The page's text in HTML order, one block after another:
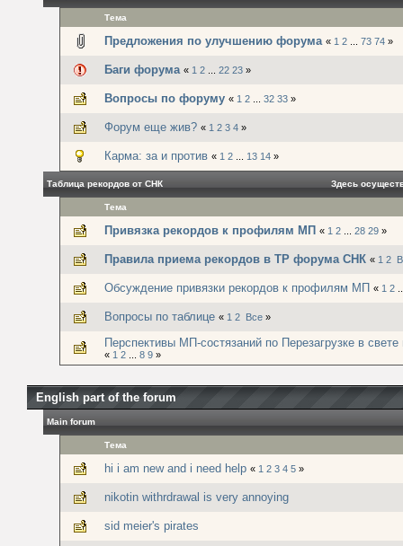
Тема
Предложения по улучшению форума « 1 2 73 74 »
Баги форума « 1 2 22 23 »
Вопросы по форуму « 1 2 32 33 »
Форум еще жив? « 1 2 3 4 »
Карма: за и против « 1 2 13 14 »
Здесь
Таблица рекордов от СНК
Тема
Привязка рекордов к профилям МП « 1 2 28 29 »
Правила приема рекордов в ТР форума СНК « 1 2
Обсуждение привязки рекордов к профилям МП « 1 2
Вопросы по таблице « 1 2 Все »
Перспективы МП-состязаний по Перезагрузке в свете
« 1 2 8 9 »
English part of the forum
Main forum
Тема
hi i am new and i need help « 1 2 3 4 5 »
nikotin withrdrawal is very annoying
sid meier's pirates